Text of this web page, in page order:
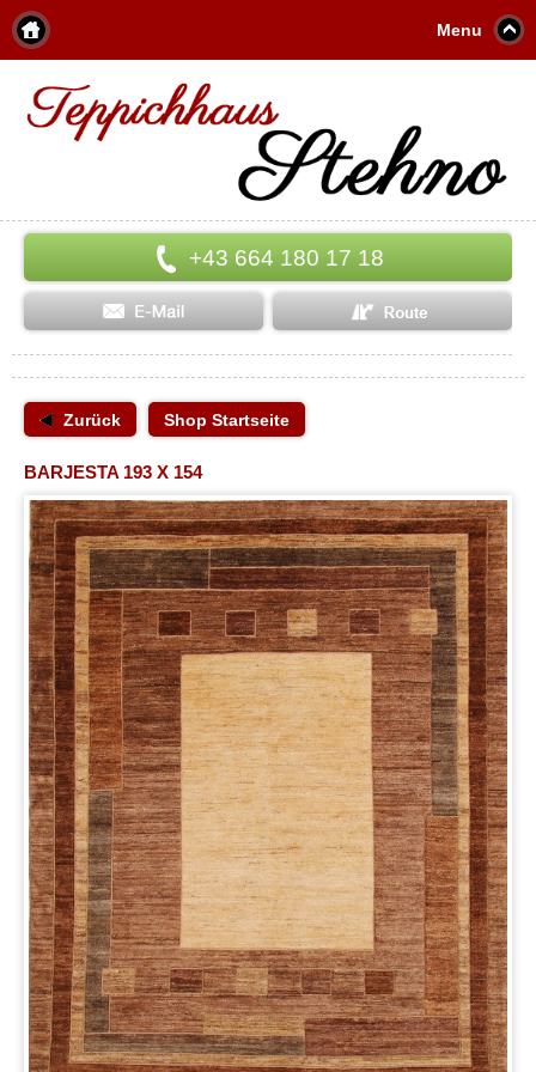
Menu
+43 664 180 17 18
Zurück Shop Startseite
BARJESTA 193 X 154